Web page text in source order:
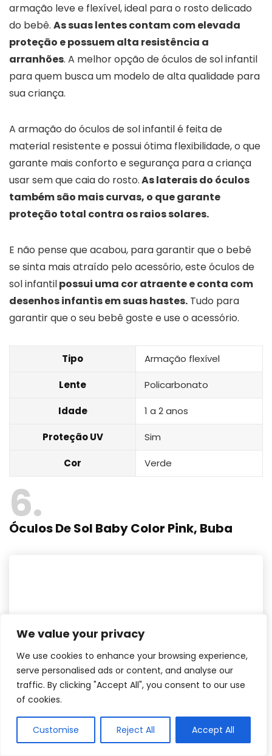
We value your privacy
We use cookies to enhance your browsing experience,
serve personalised ads or content, and analyse our
traffic. By clicking "Accept All", you consent to our use
of cookies.
Customise Reject All Accept All
armação leve e flexível, ideal para o rosto delicado
do bebê. As suas lentes contam com elevada
proteção e possuem alta resistência a
arranhões. A melhor opção de óculos de sol infantil
para quem busca um modelo de alta qualidade para
sua criança.
A armação do óculos de sol infantil é feita de
material resistente e possui ótima flexibilidade, o que
garante mais conforto e segurança para a criança
usar sem que caia do rosto.As laterais do óculos
também são mais curvas, o que garante
proteção total contra os raios solares.
E não pense que acabou, para garantir que o bebê
se sinta mais atraído pelo acessório, este óculos de
sol infantilpossui uma cor atraente e conta com
desenhos infantis em suas hastes. Tudo para
garantir que o seu bebê goste e use o acessório.
Tipo Armação flexível
Lente Policarbonato
Idade 1 a 2 anos
Proteção UV Sim
Cor Verde
6
Óculos De Sol Baby Color Pink, Buba